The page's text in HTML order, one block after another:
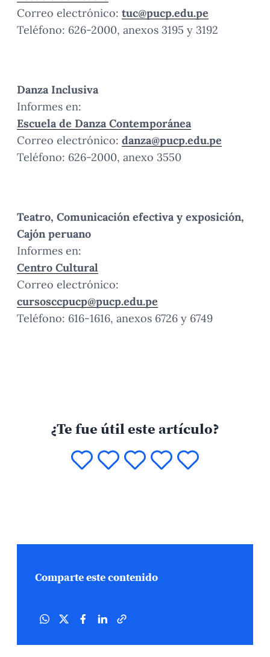
Correo electrónico: tuc@pucp.edu.pe
Teléfono: 626-2000, anexos 3195 y 3192
Danza Inclusiva
Informes en:
Escuela de Danza Contemporánea
Correo electrónico: danza@pucp.edu.pe
Teléfono: 626-2000, anexo 3550
Teatro, Comunicación efectiva y exposición,
Cajón peruano
Informes en:
Centro Cultural
Correo electrónico:
cursosccpucp@pucp.edu.pe
Teléfono: 616-1616, anexos 6726 y 6749
¿Te fue útil este artículo?
Comparte este contenido